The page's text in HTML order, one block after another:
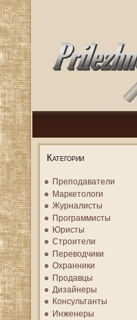
Категории
Преподаватели
Маркетологи
Журналисты
Программисты
Юристы
Строители
Переводчики
Охранники
Продавцы
Дизайнеры
Консультанты
Инженеры